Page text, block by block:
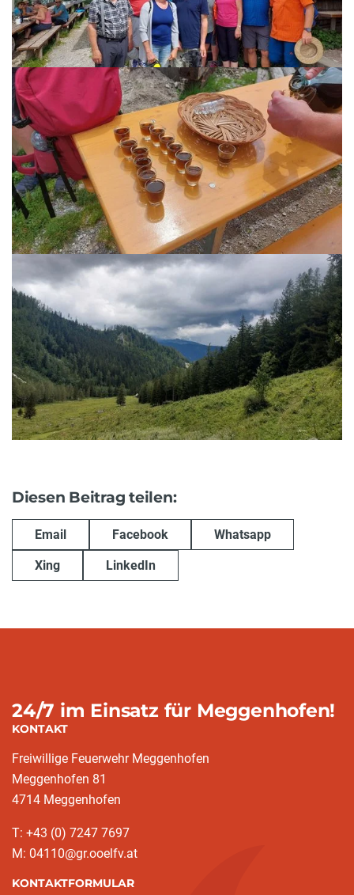
Diesen Beitrag teilen:
Email Facebook Whatsapp
Xing LinkedIn
24/7 im Einsatz für Meggenhofen!
KONTAKT
Freiwillige Feuerwehr Meggenhofen
Meggenhofen 81
4714 Meggenhofen
T: +43 (0) 7247 7697
M: 04110@gr.ooelfv.at
KONTAKTFORMULAR